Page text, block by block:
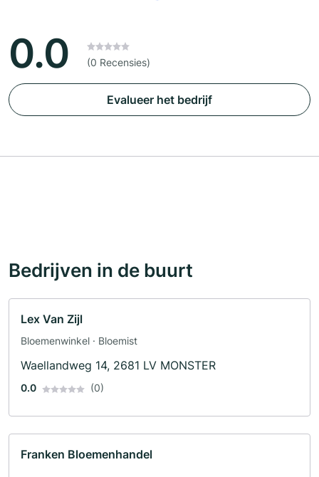
0.0 (0 Recensies)
Evalueer het bedrijf
Bedrijven in de buurt
Lex Van Zijl
Bloemenwinkel · Bloemist
Waellandweg 14, 2681 LV MONSTER
0.0 (0)
Franken Bloemenhandel